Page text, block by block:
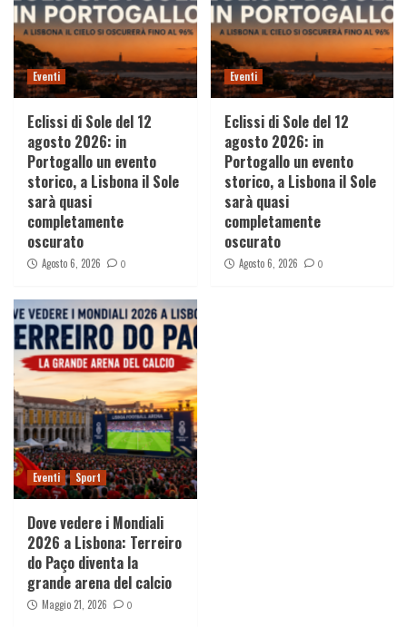
Eventi
Eclissi di Sole del 12
agosto 2026: in
Portogallo un evento
storico, a Lisbona il Sole
sarà quasi
completamente
oscurato
Agosto 6, 2026 0
Eventi
Eclissi di Sole del 12
agosto 2026: in
Portogallo un evento
storico, a Lisbona il Sole
sarà quasi
completamente
oscurato
Agosto 6, 2026 0
Eventi Sport
Dove vedere i Mondiali
2026 a Lisbona: Terreiro
do Paço diventa la
grande arena del calcio
Maggio 21, 2026 0